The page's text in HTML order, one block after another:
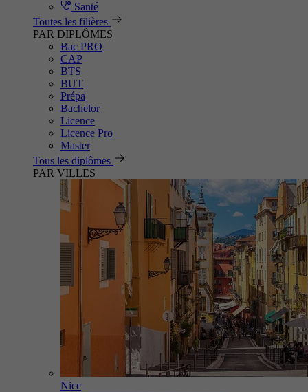
Santé
Toutes les filières
PAR DIPLÔMES
Bac PRO
CAP
BTS
BUT
Prépa
Bachelor
Licence
Licence Pro
Master
Tous les diplômes
PAR VILLES
Nice